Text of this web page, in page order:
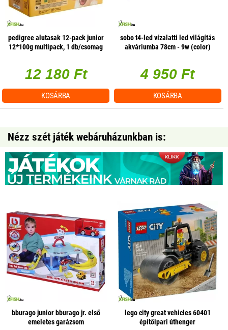
pedigree alutasak 12-pack junior
12*100g multipack, 1 db/csomag
12 180 Ft
KOSÁRBA
sobo t4-led vízalatti led világítás
akváriumba 78cm - 9w (color)
4 950 Ft
KOSÁRBA
Nézz szét játék webáruházunkban is:
bburago junior bburago jr. első
emeletes garázsom
lego city great vehicles 60401
építőipari úthenger